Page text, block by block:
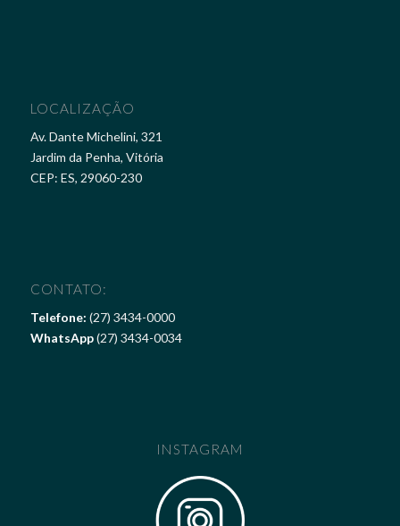
LOCALIZAÇÃO
Av. Dante Michelini, 321
Jardim da Penha, Vitória
CEP: ES, 29060-230
CONTATO:
Telefone: (27) 3434-0000
WhatsApp(27) 3434-0034
INSTAGRAM